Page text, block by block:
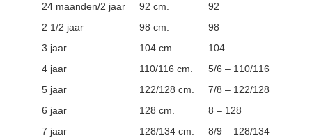
24 maanden/2 jaar
92 cm.
92
2 1/2 jaar
98 cm.
98
3 jaar
104 cm.
104
4 jaar
110/116 cm.
5/6 – 110/116
5 jaar
122/128 cm.
7/8 – 122/128
6 jaar
128 cm.
8 – 128
7 jaar
128/134 cm.
8/9 – 128/134